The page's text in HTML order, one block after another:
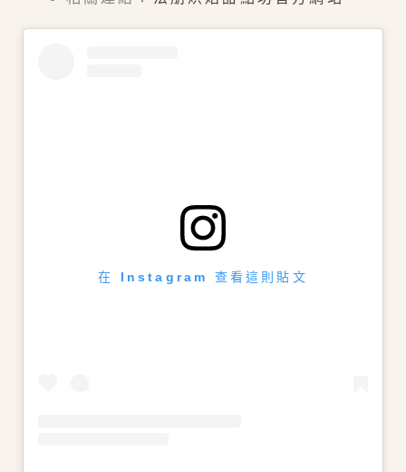
在 Instagram 查看這則貼文